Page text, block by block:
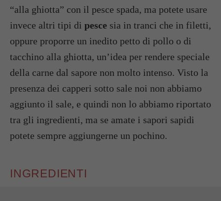
“alla ghiotta” con il pesce spada, ma potete usare
invece altri tipi di pesce sia in tranci che in filetti,
oppure proporre un inedito petto di pollo o di
tacchino alla ghiotta, un’idea per rendere speciale
della carne dal sapore non molto intenso. Visto la
presenza dei capperi sotto sale noi non abbiamo
aggiunto il sale, e quindi non lo abbiamo riportato
tra gli ingredienti, ma se amate i sapori sapidi
potete sempre aggiungerne un pochino.
INGREDIENTI